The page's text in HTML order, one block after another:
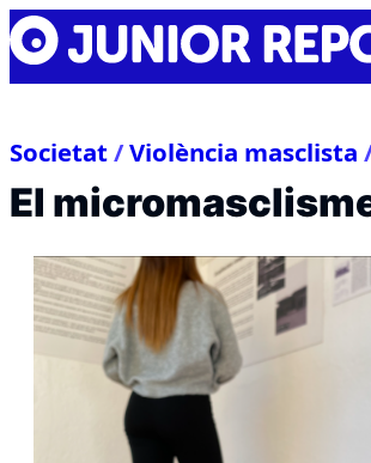
Skip
to
content
Junior
Report
Societat/Violència masclista
El